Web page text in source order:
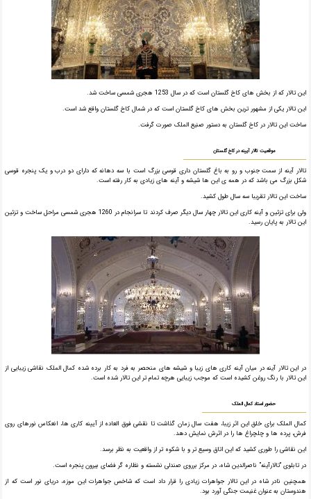
این تالار که از بخش های کاخ گلستان است که در سال 1253 هجری شمسی ساخت شد.
این تالار یکی از مشهور ترین بخش های کاخ گلستان است که در شمال کاخ گلستان واقع شد است.
ساخت این تالار در کاخ گلستان به دستور صنیع الملک صورت گرفت.
موقعیت تالار آیینه در کاخ گلستان
تالار آینه از سمت جنوب و رو به باغ گلستان داری قوسی بزرگ است با سه دهانه که دارای دو درب و یک پنجره قوسی
شکل بزرگ می باشد که در همه ی این ها شیشه و آینه های زیادی به کار رفته است.
ساخت این تالار تقریبا سه سال طول کشید.
ولی برای تزئین و آینه کاری این تالار چهار سال دیگر صرف کردند تا سرانجام در 1260 هجری شمسی مراحل ساخت و تزئین
این تالار به پایان رسید.
در این تالار آینه در میان آینه کاری های زیبا و شیشه های منحصر به فرد به کار برده شده کمال الملک نقاشی زیبایی از
این تالار با رنگ روغن کشیده است که موجب زیبایی هرچه تمام تر این تالار شده است.
حضور استاد کمال الملک
کمال الملک برای خلق این اثر زیبا، هفت سال زمان گذاشت تا نقشی فوق العاده از آیینه کاری ها، انعکاس نورهای روی
فرش، پرده ها و چلچراغ ها را در اثرش نمایش دهد.
این نقاشی را طوری کشید که این اتاق وسیع تر و با شکوه تر از واقعیت به نظر برسد.
در تابلوی “تالارآینه” ناصرالدین شاه، در مرکز برروی صندلی نشسته و نظاره گر فضای بیرون پنجره است.
همچنین نادر شاه در این تالار جواهرات زیادی را قرار داد است که شاخص جواهرات این موزه، دریای نور است که از
هندوستان به عنوان غنیمت جنگی آورد بود.